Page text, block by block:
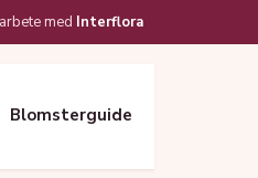
med Interflora
Blomsterguide